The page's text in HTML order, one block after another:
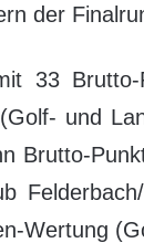
der
33 Brutto-
und
Brutto-
Wertung